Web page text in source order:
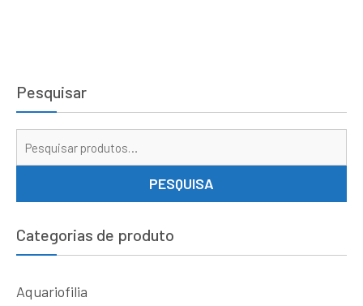
Pesquisar
PESQUISA
Categorias de produto
Aquariofilia